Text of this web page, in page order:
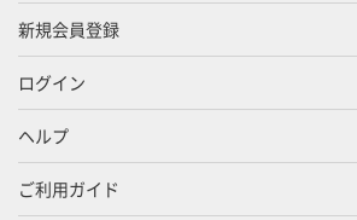
新規会員登録
ログイン
ヘルプ
ご利用ガイド